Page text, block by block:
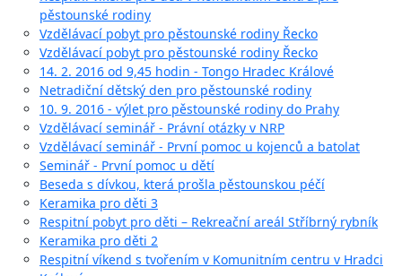
pěstounské rodiny
Vzdělávací pobyt pro pěstounské rodiny Řecko
Vzdělávací pobyt pro pěstounské rodiny Řecko
14. 2. 2016 od 9,45 hodin - Tongo Hradec Králové
Netradiční dětský den pro pěstounské rodiny
10. 9. 2016 - výlet pro pěstounské rodiny do Prahy
Vzdělávací seminář - Právní otázky v NRP
Vzdělávací seminář - První pomoc u kojenců a batolat
Seminář - První pomoc u dětí
Beseda s dívkou, která prošla pěstounskou péčí
Keramika pro děti 3
Respitní pobyt pro děti – Rekreační areál Stříbrný rybník
Keramika pro děti 2
Respitní víkend s tvořením v Komunitním centru v Hradci